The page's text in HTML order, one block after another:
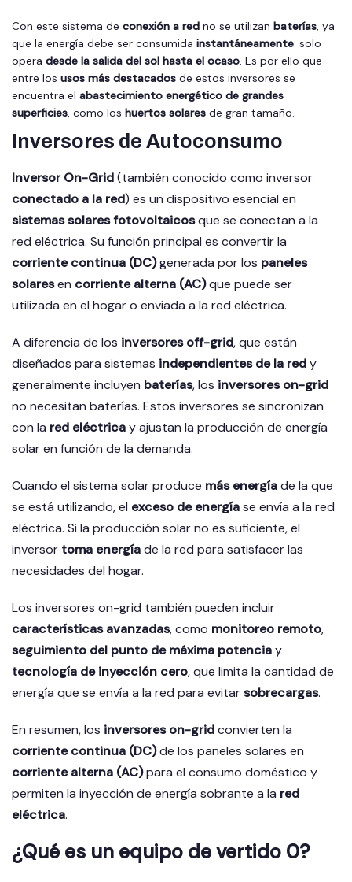
Con este sistema de conexión a red no se utilizan baterías, ya
que la energía debe ser consumida instantáneamente: solo
opera desde la salida del sol hasta el ocaso. Es por ello que
entre los usos más destacados de estos inversores se
encuentra el abastecimiento energético de grandes
superficies, como los huertos solares de gran tamaño.
Inversores de Autoconsumo
Inversor On-Grid(también conocido como inversor
conectado a la red) es un dispositivo esencial en
sistemas solares fotovoltaicosque se conectan a la
red eléctrica. Su función principal es convertir la
corriente continua (DC)generada por los paneles
solaresen corriente alterna (AC)que puede ser
utilizada en el hogar o enviada a la red eléctrica.
A diferencia de los inversores off-grid, que están
diseñados para sistemas independientes de la redy
generalmente incluyen baterías, los inversores on-grid
no necesitan baterías. Estos inversores se sincronizan
con la red eléctricay ajustan la producción de energía
solar en función de la demanda.
Cuando el sistema solar produce más energíade la que
se está utilizando, el exceso de energíase envía a la red
eléctrica. Si la producción solar no es suficiente, el
inversor toma energíade la red para satisfacer las
necesidades del hogar.
Los inversores on-grid también pueden incluir
características avanzadas, como monitoreo remoto,
seguimiento del punto de máxima potenciay
tecnología de inyección cero, que limita la cantidad de
energía que se envía a la red para evitarsobrecargas.
En resumen, los inversores on-gridconvierten la
corriente continua (DC)de los paneles solares en
corriente alterna (AC)para el consumo doméstico y
permiten la inyección de energía sobrante a la red
eléctrica.
¿Qué es un equipo de vertido 0?